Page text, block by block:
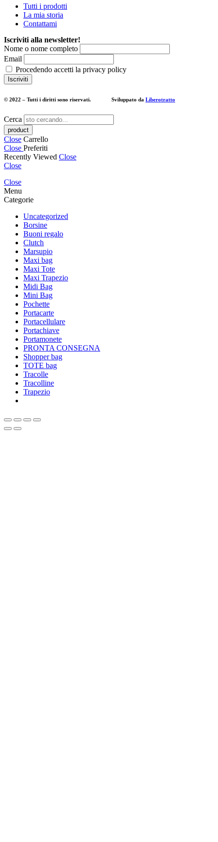
Tutti i prodotti
La mia storia
Contattami
Iscriviti alla newsletter!
Nome o nome completo
Email
Procedendo accetti la privacy policy
© 2022 – Tutti i diritti sono riservati. Sviluppato da Liberotratto
Cerca
Close Carrello
Close Preferiti
Recently Viewed Close
Close
Close
Menu
Categorie
Uncategorized
Borsine
Buoni regalo
Clutch
Marsupio
Maxi bag
Maxi Tote
Maxi Trapezio
Midi Bag
Mini Bag
Pochette
Portacarte
Portacellulare
Portachiave
Portamonete
PRONTA CONSEGNA
Shopper bag
TOTE bag
Tracolle
Tracolline
Trapezio